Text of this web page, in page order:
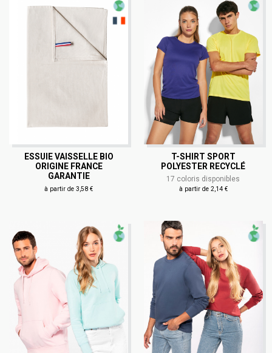
ESSUIE VAISSELLE BIO
ORIGINE FRANCE
GARANTIE
à partir de 3,58 €
T-SHIRT SPORT
POLYESTER RECYCLÉ
17 coloris disponibles
à partir de 2,14 €